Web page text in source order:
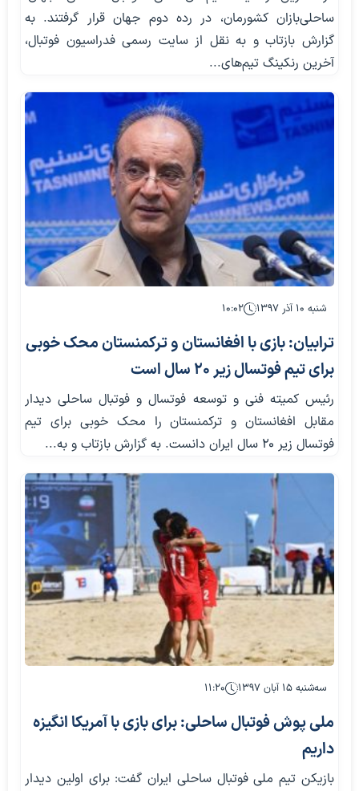
ساحلی‌بازان کشورمان، در رده دوم جهان قرار گرفتند. به
گزارش بازتاب و به نقل از سایت رسمی فدراسیون فوتبال،
آخرین رنکینگ تیم‌های...
شنبه ۱۰ آذر ۱۳۹۷ ۱۰:۰۲
ترابیان: بازی با افغانستان و ترکمنستان محک خوبی
برای تیم فوتسال زیر ۲۰ سال است
رئیس کمیته فنی و توسعه فوتسال و فوتبال ساحلی دیدار
مقابل افغانستان و ترکمنستان را محک خوبی برای تیم
فوتسال زیر ۲۰ سال ایران دانست. به گزارش بازتاب و به...
سه‌شنبه ۱۵ آبان ۱۳۹۷ ۱۱:۲۰
ملی پوش فوتبال ساحلی: برای بازی با آمریکا انگیزه
داریم
بازیکن تیم ملی فوتبال ساحلی ایران گفت: برای اولین دیدار